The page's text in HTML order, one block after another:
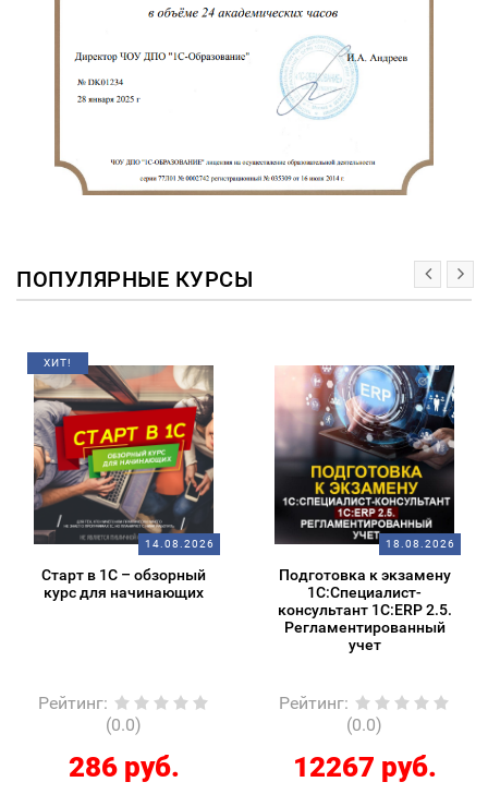
ПОПУЛЯРНЫЕ КУРСЫ
ХИТ!
14.08.2026
Старт в 1С – обзорный
курс для начинающих
Рейтинг:
(0.0)
286 руб.
18.08.2026
Подготовка к экзамену
1С:Специалист-
консультант 1С:ERP 2.5.
Регламентированный
учет
Рейтинг:
(0.0)
12267 руб.